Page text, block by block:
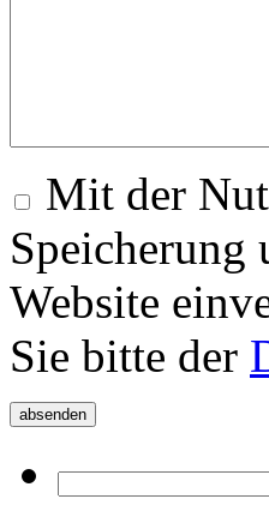
Mit der
Speicherung
Website
Sie bitte der